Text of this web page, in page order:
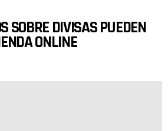
SOBRE DIVISAS PUEDEN
ONLINE